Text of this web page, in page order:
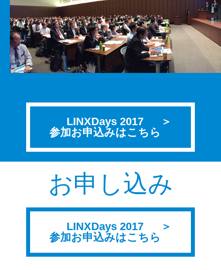
LINXDays 2017
参加お申込みはこちら
お申し込み
LINXDays 2017
参加お申込みはこちら